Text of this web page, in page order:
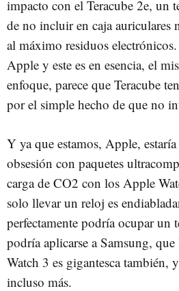
impacto con el Teracube 2e, un
de no incluir en caja auriculares
al máximo residuos
Apple y este es en esencia, el
enfoque, parece que Teracube
por el simple hecho de que no
Y ya que estamos, Apple,
obsesión con paquetes
carga de CO2 con los Apple
solo llevar un reloj es
perfectamente podría ocupar un
podría aplicarse a Samsung,
Watch 3 es gigantesca también,
incluso más.